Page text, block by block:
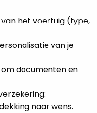
het voertuig (type,
van je
documenten en
naar wens.